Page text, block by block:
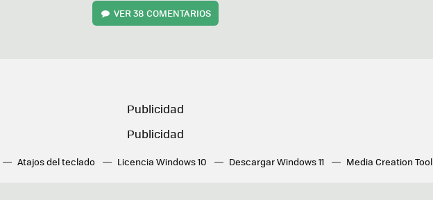
VER38 COMENTARIOS
Atajos del teclado Licencia Windows 10 Descargar Windows 11 Media Creation Tool